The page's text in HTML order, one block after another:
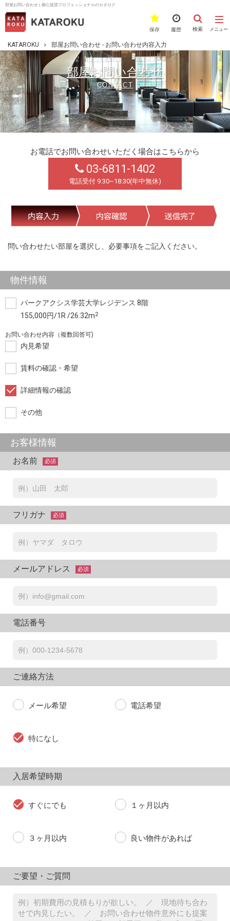
部屋お問い合わせ | 都心賃貸プロフェッショナルのカタロク
メニュー
検索
履歴
保存
KATAROKU 部屋お問い合わせ - お問い合わせ内容入力
部屋お問い合わせ
CONTACT
お電話でお問い合わせいただく場合はこちらから
03-6811-1402
電話受付 9:30~18:30(年中無休)
問い合わせたい部屋を選択し、必要事項をご記入ください。
物件情報
パークアクシス学芸大学レジデンス 8階
155,000円/1R /26.32m2
お問い合わせ内容（複数回答可)
内見希望
賃料の確認・希望
詳細情報の確認
その他
お客様情報
お名前 必須
フリガナ 必須
メールアドレス 必須
電話番号
ご連絡方法
メール希望 電話希望
特になし
入居希望時期
すぐにでも １ヶ月以内
３ヶ月以内 良い物件があれば
ご要望・ご質問